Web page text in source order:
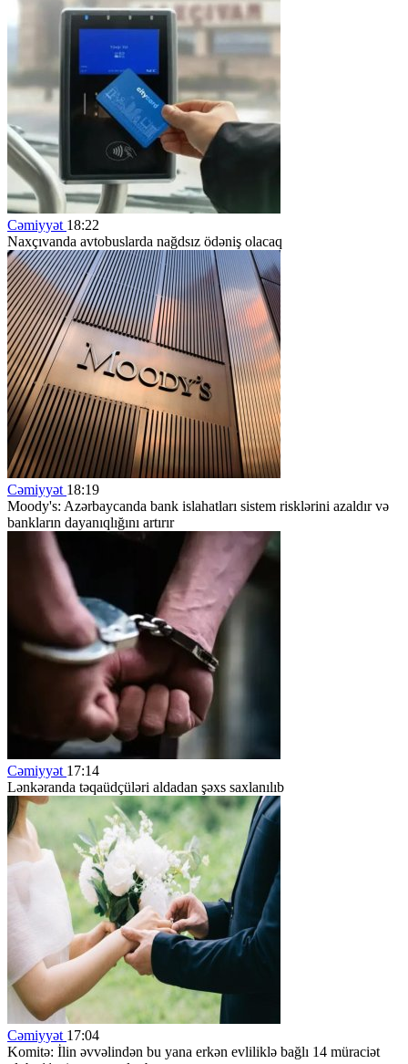
Cəmiyyət 18:22
Naxçıvanda avtobuslarda nağdsız ödəniş olacaq
Cəmiyyət 18:19
Moody's: Azərbaycanda bank islahatları sistem risklərini azaldır və
bankların dayanıqlığını artırır
Cəmiyyət 17:14
Lənkəranda təqaüdçüləri aldadan şəxs saxlanılıb
Cəmiyyət 17:04
Komitə: İlin əvvəlindən bu yana erkən evliliklə bağlı 14 müraciət